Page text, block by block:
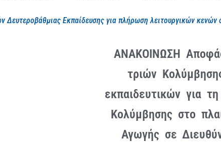
Δευτεροβάθμιας Εκπαίδευσης για πλήρωση λειτουργικών κενών
ΑΝΑΚΟΙΝΩΣΗ
τριών
εκπαιδευτικών για
Κολύμβησης στο
Αγωγής σε